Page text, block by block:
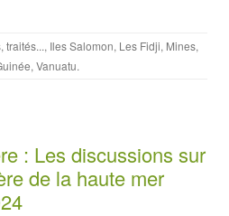
traités..., Iles Salomon, Les Fidji, Mines,
, Vanuatu.
: Les discussions sur
de la haute mer